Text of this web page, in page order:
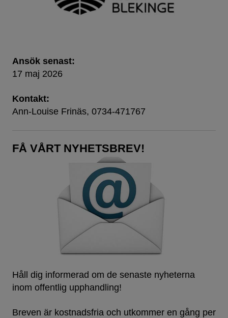
Ansök senast:
17 maj 2026
Kontakt:
Ann-Louise Frinäs, 0734-471767
FÅ VÅRT NYHETSBREV!
Håll dig informerad om de senaste nyheterna
inom offentlig upphandling!
Breven är kostnadsfria och utkommer en gång per